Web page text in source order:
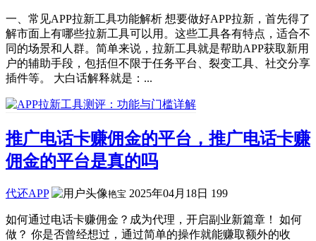
一、常见APP拉新工具功能解析 想要做好APP拉新，首先得了
解市面上有哪些拉新工具可以用。这些工具各有特点，适合不
同的场景和人群。简单来说，拉新工具就是帮助APP获取新用
户的辅助手段，包括但不限于任务平台、裂变工具、社交分享
插件等。 大白话解释就是：...
推广电话卡赚佣金的平台，推广电话卡赚
佣金的平台是真的吗
代还APP 艳宝 2025年04月18日 199
如何通过电话卡赚佣金？成为代理，开启副业新篇章！ 如何
做？ 你是否曾经想过，通过简单的操作就能赚取额外的收